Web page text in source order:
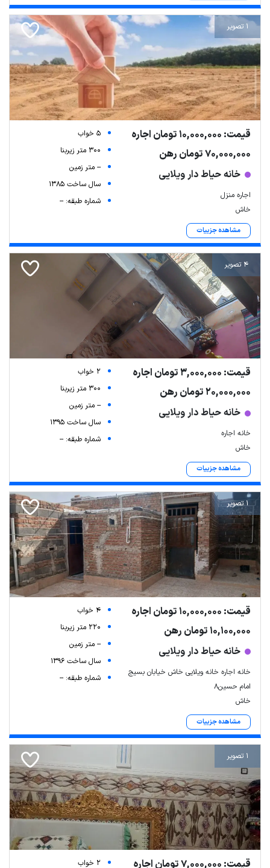
1 تصویر
قیمت: 10,000,000 تومان اجاره
70,000,000 تومان رهن
خانه حیاط دار ویلایی
اجاره منزل
خاش
مشاهده جزییات
5 خواب
300 متر زیربنا
-- متر زمین
سال ساخت 1385
شماره طبقه: --
4 تصویر
قیمت: 3,000,000 تومان اجاره
20,000,000 تومان رهن
خانه حیاط دار ویلایی
خانه اجاره
خاش
مشاهده جزییات
2 خواب
300 متر زیربنا
-- متر زمین
سال ساخت 1395
شماره طبقه: --
1 تصویر
قیمت: 10,000,000 تومان اجاره
10,100,000 تومان رهن
خانه حیاط دار ویلایی
خانه اجاره خانه ویلایی خاش خیابان بسیج
امام حسین۸
خاش
مشاهده جزییات
4 خواب
220 متر زیربنا
-- متر زمین
سال ساخت 1396
شماره طبقه: --
1 تصویر
قیمت: 7,000,000 تومان اجاره
2 خواب